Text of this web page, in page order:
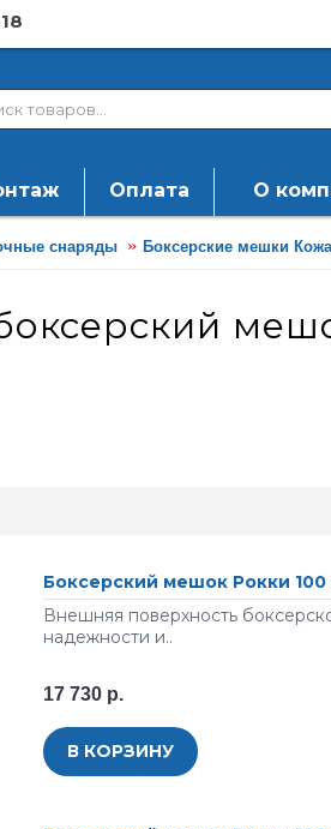
Оплата О
снаряды Боксерские мешки
Боксерский мешок Рокки
Внешняя поверхность
надежности и..
17 730 р.
В КОРЗИНУ